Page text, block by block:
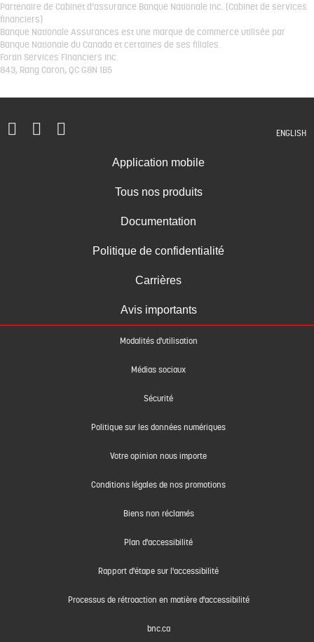
Partenaire de Cabinet d’assurance Banque Nationale inc. (Cabinet de services
financiers)
Banque Nationale Assurances est une marque de commerce utilisée par
Banque Nationale du Canada et certaines de ses filiales.
Fortin Services Financiers Inc.
843, Rang Caron, QC G8N 1B5
ENGLISH
Application mobile
Tous nos produits
Documentation
Politique de confidentialité
Carrières
Avis importants
Modalités d'utilisation
Médias sociaux
Sécurité
Politique sur les données numériques
Votre opinion nous importe
Conditions légales de nos promotions
Biens non réclamés
Plan d'accessibilité
Rapport d'étape sur l'accessibilité
Processus de rétroaction en matière d'accessibilité
bnc.ca